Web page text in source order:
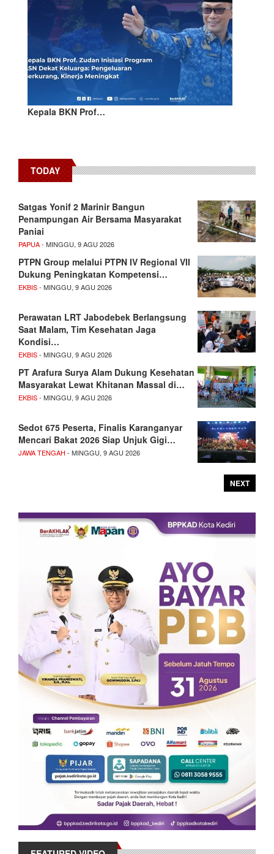
Kepala BKN Prof…
TODAY
Satgas Yonif 2 Marinir Bangun
Penampungan Air Bersama Masyarakat
Paniai
PAPUA- MINGGU, 9 AGU 2026
PTPN Group melalui PTPN IV Regional VII
Dukung Peningkatan Kompetensi…
EKBIS- MINGGU, 9 AGU 2026
Perawatan LRT Jabodebek Berlangsung
Saat Malam, Tim Kesehatan Jaga
Kondisi…
EKBIS- MINGGU, 9 AGU 2026
PT Arafura Surya Alam Dukung Kesehatan
Masyarakat Lewat Khitanan Massal di…
EKBIS- MINGGU, 9 AGU 2026
Sedot 675 Peserta, Finalis Karanganyar
Mencari Bakat 2026 Siap Unjuk Gigi…
JAWA TENGAH - MINGGU, 9 AGU 2026
NEXT